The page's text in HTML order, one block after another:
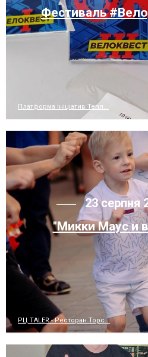
Фестиваль
Платформа ініціатив Тепл...
23 серпня
"Микки Маус и
РЦ TALER - Ресторан Торс...